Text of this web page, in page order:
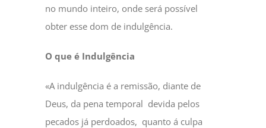
no mundo inteiro, onde será possível
obter esse dom de indulgência.
O que é Indulgência
«A indulgência é a remissão, diante de
Deus, da pena temporal devida pelos
pecados já perdoados, quanto á culpa